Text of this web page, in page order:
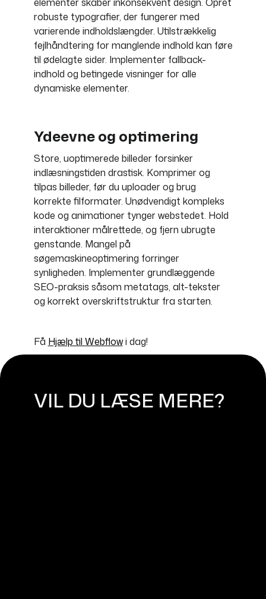
robuste typografier, der fungerer med
varierende indholdslængder. Utilstrækkelig
fejlhåndtering for manglende indhold kan føre
til ødelagte sider. Implementer fallback-
indhold og betingede visninger for alle
dynamiske elementer.
Ydeevne og optimering
Store, uoptimerede billeder forsinker
indlæsningstiden drastisk. Komprimer og
tilpas billeder, før du uploader og brug
korrekte filformater. Unødvendigt kompleks
kode og animationer tynger webstedet. Hold
interaktioner målrettede, og fjern ubrugte
genstande. Mangel på
søgemaskineoptimering forringer
synligheden. Implementer grundlæggende
SEO-praksis såsom metatags, alt-tekster
og korrekt overskriftstruktur fra starten.
Få Hjælp til Webflowi dag!
VIL DU LÆSE MERE?